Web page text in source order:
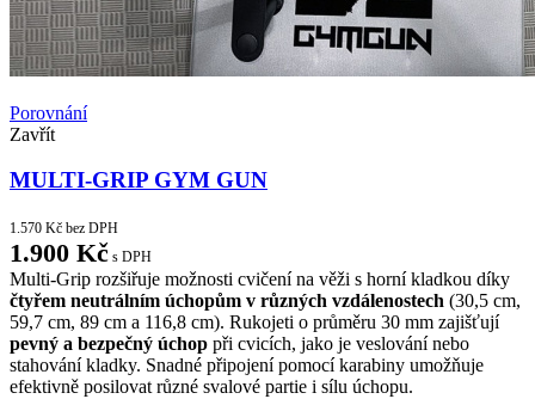
Porovnání
Zavřít
MULTI-GRIP GYM GUN
1.570 Kč bez DPH
1.900 Kč s DPH
Multi-Grip rozšiřuje možnosti cvičení na věži s horní kladkou díky
čtyřem neutrálním úchopům v různých vzdálenostech (30,5 cm,
59,7 cm, 89 cm a 116,8 cm). Rukojeti o průměru 30 mm zajišťují
pevný a bezpečný úchop při cvicích, jako je veslování nebo
stahování kladky. Snadné připojení pomocí karabiny umožňuje
efektivně posilovat různé svalové partie i sílu úchopu.